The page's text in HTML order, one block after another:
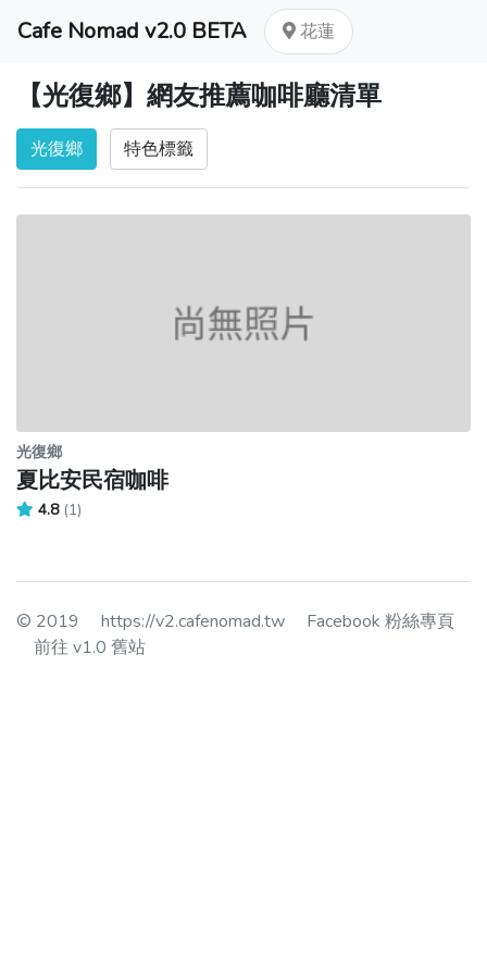
Cafe Nomad v2.0 BETA 花蓮
【光復鄉】網友推薦咖啡廳清單
光復鄉 特色標籤
光復鄉
夏比安民宿咖啡
4.8 (1)
© 2019 https://v2.cafenomad.tw
Facebook 粉絲專頁
前往 v1.0 舊站